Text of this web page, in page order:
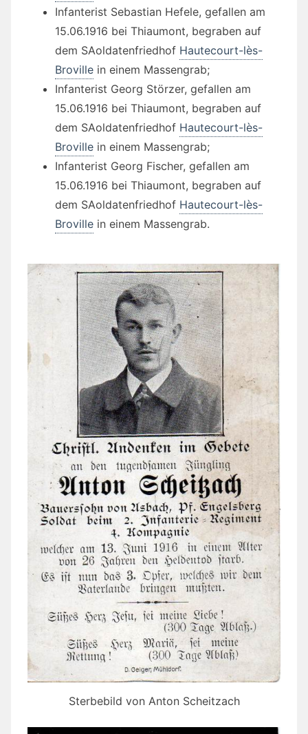
Infanterist Sebastian Hefele, gefallen am
15.06.1916 bei Thiaumont, begraben auf
dem SAoldatenfriedhof Hautecourt-lès-
Broville in einem Massengrab;
Infanterist Georg Störzer, gefallen am
15.06.1916 bei Thiaumont, begraben auf
dem SAoldatenfriedhof Hautecourt-lès-
Broville in einem Massengrab;
Infanterist Georg Fischer, gefallen am
15.06.1916 bei Thiaumont, begraben auf
dem SAoldatenfriedhof Hautecourt-lès-
Broville in einem Massengrab.
Sterbebild von Anton Scheitzach